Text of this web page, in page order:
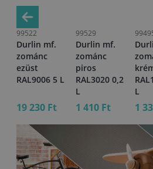
99522
Durlin mf.
zománc
ezüst
RAL9006 5 L
19 230 Ft
99529
Durlin mf.
zománc
piros
RAL3020 0,2
L
1 410 Ft
L
1